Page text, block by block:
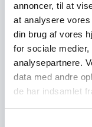
annoncer, til at
at analysere
din brug af vores
for sociale
analysepartnere.
data med andre
de har indsamlet
Nye chips gør
komplekse
civile og
begrænsede
reaktioner,”
ledetråden i AI